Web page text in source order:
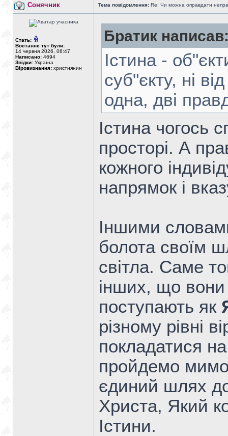
Сонячник Тема повідомлення: Re: Чи можна оправдати
Стать:
Востаннє тут були:
14 червня 2026, 06:47
Написано: 4694
Звідки: Україна
Віровизнання: християнин
Братик
Істина -
суб"єкту, ні
одна, дві
Істина чогось
просторі. А
кожного
напрямок і
Іншими
болота своїм
світла. Саме
інших, що вони
поступають як
різному рівні
покладатися
пройдемо мимо
єдиний шлях
Христа, Який
Істини.